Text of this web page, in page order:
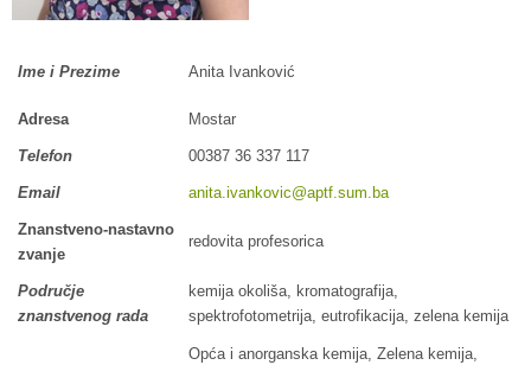
Ime i Prezime Anita Ivanković
Adresa Mostar
Telefon 00387 36 337 117
Email anita.ivankovic@aptf.sum.ba
Znanstveno-nastavno
zvanje
redovita profesorica
Područje
znanstvenog rada
kemija okoliša, kromatografija,
spektrofotometrija, eutrofikacija, zelena kemija
Opća i anorganska kemija, Zelena kemija,